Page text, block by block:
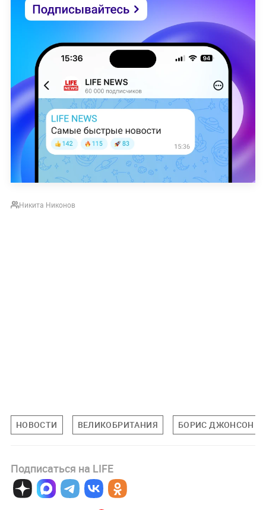
Никита Никонов
НОВОСТИ ВЕЛИКОБРИТАНИЯ БОРИС ДЖОНСОН
Подписаться на LIFE